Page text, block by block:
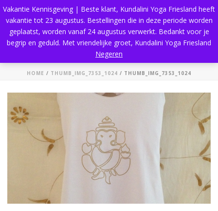
thumb_IMG_7353_1024
HOME / THUMB_IMG_7353_1024 / THUMB_IMG_7353_1024
Vakantie Kennisgeving | Beste klant, Kundalini Yoga Friesland heeft
vakantie tot 23 augustus. Bestellingen die in deze periode worden
geplaatst, worden vanaf 24 augustus verwerkt. Bedankt voor je
begrip en geduld. Met vriendelijke groet, Kundalini Yoga Friesland
Negeren